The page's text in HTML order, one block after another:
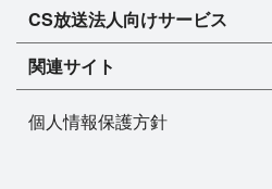
マンスリーガイド［PDF］
TBSチャンネルについて
FAQ・よくあるご質問
インフォメーション
プレゼント
CS放送法人向けサービス
法人向けサービスについて
TBSチャンネル1
TBSチャンネル2
今月放送
ドラマ
バラエティ
音楽
関連サイト
BS-TBS
個人情報保護方針